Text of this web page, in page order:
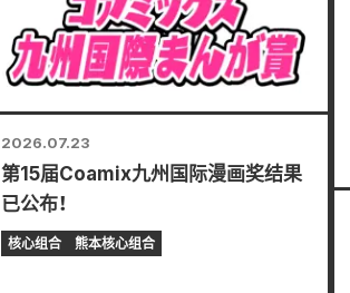
2026.07.23
第15届Coamix九州国际漫画奖结果
已公布！
核心组合 熊本核心组合